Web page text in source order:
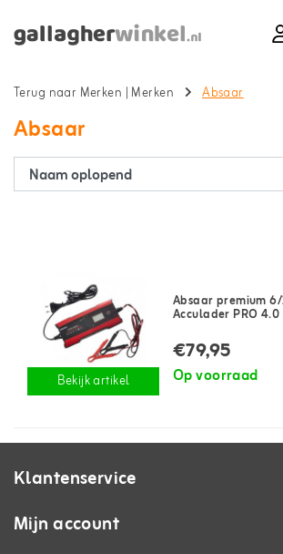
Terug naar Merken | Merken Absaar
Absaar
Bekijk artikel
Absaar premium
Acculader PRO 4.0
€79,95
Op voorraad
Klantenservice
Mijn account